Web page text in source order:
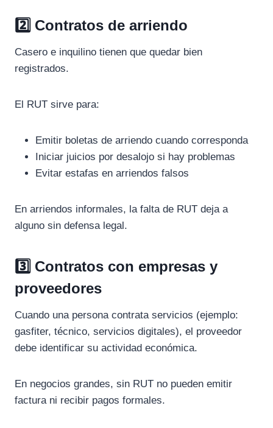
2️⃣ Contratos de arriendo
Casero e inquilino tienen que quedar bien
registrados.
El RUT sirve para:
Emitir boletas de arriendo cuando corresponda
Iniciar juicios por desalojo si hay problemas
Evitar estafas en arriendos falsos
En arriendos informales, la falta de RUT deja a
alguno sin defensa legal.
3️⃣ Contratos con empresas y
proveedores
Cuando una persona contrata servicios (ejemplo:
gasfiter, técnico, servicios digitales), el proveedor
debe identificar su actividad económica.
En negocios grandes, sin RUT no pueden emitir
factura ni recibir pagos formales.